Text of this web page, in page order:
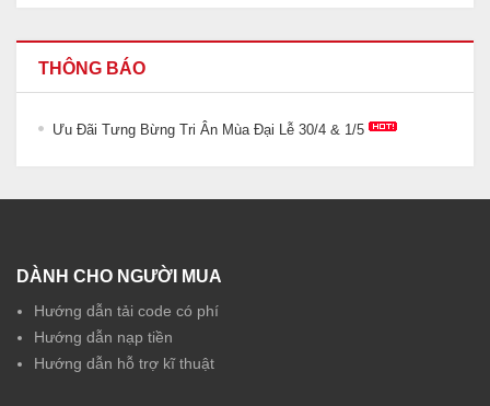
THÔNG BÁO
Ưu Đãi Tưng Bừng Tri Ân Mùa Đại Lễ 30/4 & 1/5
DÀNH CHO NGƯỜI MUA
Hướng dẫn tải code có phí
Hướng dẫn nạp tiền
Hướng dẫn hỗ trợ kĩ thuật